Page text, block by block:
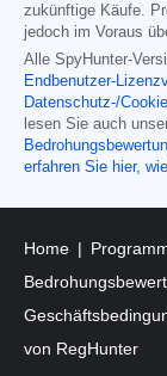
zukünftige Käufe.
jedoch im Voraus
Alle SpyHunter-
Endbenutzer-
Datenschutz-/
lesen Sie auch
erfahren Sie hier, wie
Home
von RegHunter